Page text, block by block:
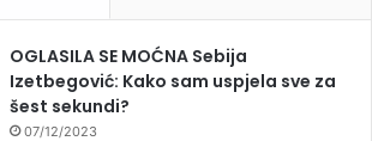
OGLASILA SE MOĆNA Sebija
Izetbegović: Kako sam uspjela sve za
šest sekundi?
07/12/2023